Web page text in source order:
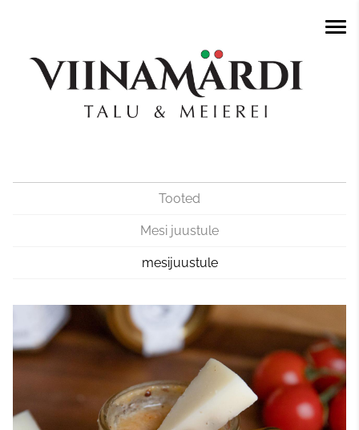
Tooted
Mesi juustule
mesijuustule